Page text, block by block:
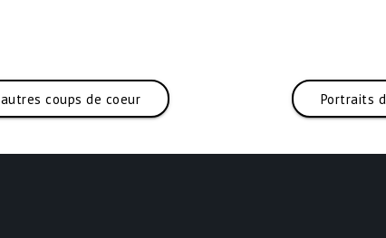
coups de coeur Portraits